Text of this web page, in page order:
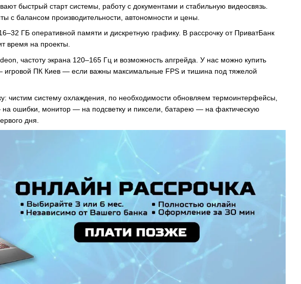
быстрый старт системы, работу с документами и стабильную видеосвязь.
с балансом производительности, автономности и цены.
ГБ оперативной памяти и дискретную графику. В рассрочку от ПриватБанк
время на проекты.
частоту экрана 120–165 Гц и возможность апгрейда. У нас можно купить
ПК Киев — если важны максимальные FPS и тишина под тяжелой
чистим систему охлаждения, по необходимости обновляем термоинтерфейсы,
ошибки, монитор — на подсветку и пиксели, батарею — на фактическую
дня.